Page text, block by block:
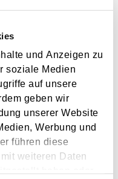
und Anzeigen zu
soziale Medien
auf unsere
geben wir
unserer Website
Werbung und
führen diese
weiteren Daten
werden. Vorab eine Entwarnung - für reine...